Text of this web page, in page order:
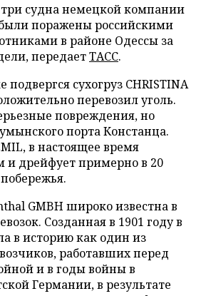
судна немецкой компании
поражены российскими
в районе Одессы за
передаетТАСС.
сухогруз CHRISTINA
перевозил уголь.
повреждения, но
порта Констанца.
в настоящее время
и дрейфует примерно в 20
GMBH широко известна в
Созданная в 1901 году в
в историю как один из
работавших перед
и в годы войны в
Германии, в результате